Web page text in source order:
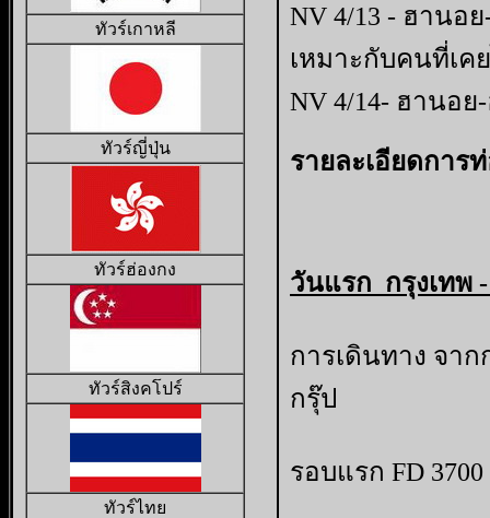
ทัวร์เกาหลี
ทัวร์ญี่ปุ่น
ทัวร์ฮ่องกง
ทัวร์สิงคโปร์
ทัวร์ไทย
NV 4/13 - ฮานอ
เหมาะกับคนที่เ
NV 4/14- ฮานอย
รายละเอียดการ
วันแรก กรุงเทพ
การเดินทาง จา
กรุ๊ป
รอบแรก FD